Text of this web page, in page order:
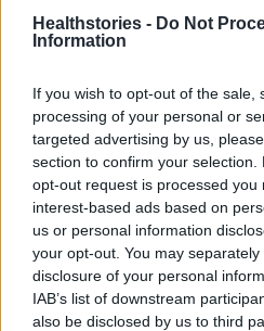
Healthstories - Do Not
Information
If you wish to opt-out of the sale,
processing of your personal or
targeted advertising by us,
section to confirm your
opt-out request is processed you
interest-based ads based on
us or personal information
your opt-out. You may
disclosure of your personal
IAB’s list of downstream
also be disclosed by us to third
λέτε σε έναν επισκέπτη
27 Φεβρουαρίου 2026
Πάνω από 100 μωρά έχουν
γεννηθεί μέσω
την υποστήριξη της Be-Live
27 Φεβρουαρίου 2026
Μεταπροπονητική πείνα: Ο
που θέλεις να
πάντα μετά την άσκηση